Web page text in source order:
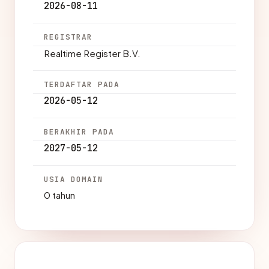
2026-08-11
REGISTRAR
Realtime Register B.V.
TERDAFTAR PADA
2026-05-12
BERAKHIR PADA
2027-05-12
USIA DOMAIN
0 tahun